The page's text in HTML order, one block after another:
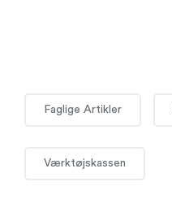
Faglige Artikler
Værktøjskassen